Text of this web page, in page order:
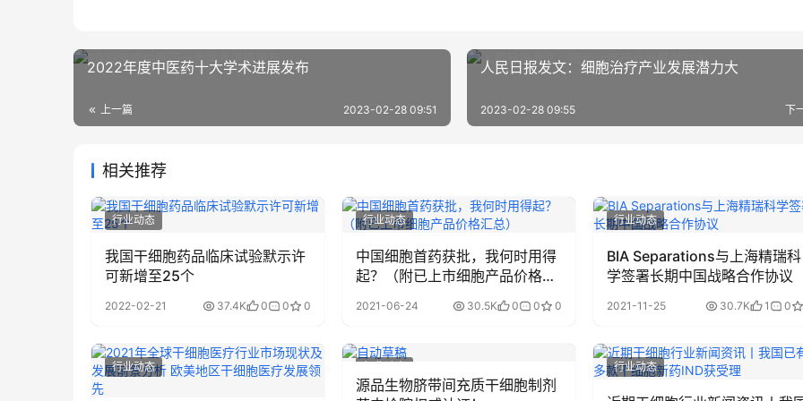
2022年度中医药十大学术进展发布
上一篇 2023-02-28 09:51
人民日报发文：细胞治疗产业发展潜力大
下
2023-02-28 09:55
相关推荐
行业动态
我国干细胞药品临床试验默示许
可新增至25个
2022-02-21 37.4K 0 0 0
行业动态
中国细胞首药获批，我何时用得
起？（附已上市细胞产品价格汇
2021-06-24 30.5K 0 0 0
行业动态
BIA Separations与上海精瑞科
学签署长期中国战略合作协议
2021-11-25 30.7K 1 0
行业动态
源品生物脐带间充质干细胞制剂
行业动态